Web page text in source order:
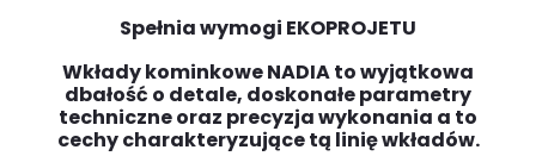
Spełnia wymogi EKOPROJETU
Wkłady kominkowe NADIA to wyjątkowa
dbałość o detale, doskonałe parametry
techniczne oraz precyzja wykonania a to
cechy charakteryzujące tą linię wkładów.